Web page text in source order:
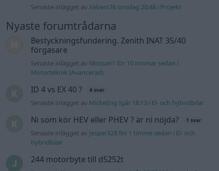
Senaste inlägget avXebers76 onsdag 20:48 i Projekt
Nyaste forumtrådarna
Bestyckningsfundering. Zenith INAT 35/40
förgasare
Senaste inlägget av Mossan1 för 10 timmar sedan i
Motorteknik (Avancerad)
ID 4 vs EX 40 ? 4 svar
Senaste inlägget av MickeEng Igår 18:13 i El- och hybridbilar
Ni som kör HEV eller PHEV ? är ni nöjda? 1 svar
Senaste inlägget av Jesper328 för 1 timme sedan i El- och
hybridbilar
244 motorbyte till d5252t